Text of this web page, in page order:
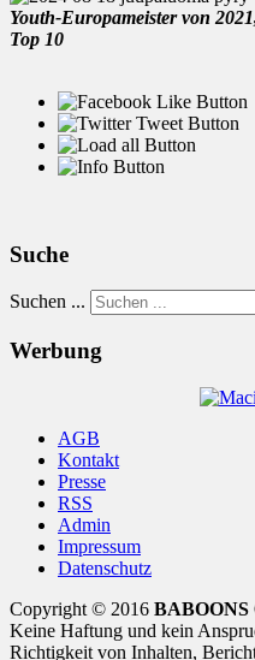
Youth-Europameister von
Top 10
Suche
Suchen ...
Werbung
AGB
Kontakt
Presse
RSS
Admin
Impressum
Datenschutz
Copyright © 2016 BABOONS
Keine Haftung und kein
Richtigkeit von Inhalten,